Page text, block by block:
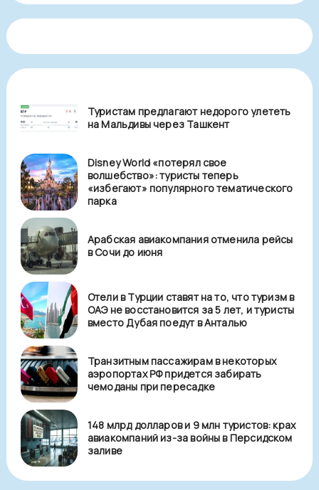
Туристам предлагают недорого улететь
на Мальдивы через Ташкент
Disney World «потерял свое
волшебство»: туристы теперь
«избегают» популярного тематического
парка
Арабская авиакомпания отменила рейсы
в Сочи до июня
Отели в Турции ставят на то, что туризм в
ОАЭ не восстановится за 5 лет, и туристы
вместо Дубая поедут в Анталью
Транзитным пассажирам в некоторых
аэропортах РФ придется забирать
чемоданы при пересадке
148 млрд долларов и 9 млн туристов: крах
авиакомпаний из-за войны в Персидском
заливе